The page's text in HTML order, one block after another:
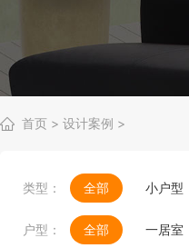
首页 > 设计案例 >
类型： 全部 小户型
户型： 全部 一居室